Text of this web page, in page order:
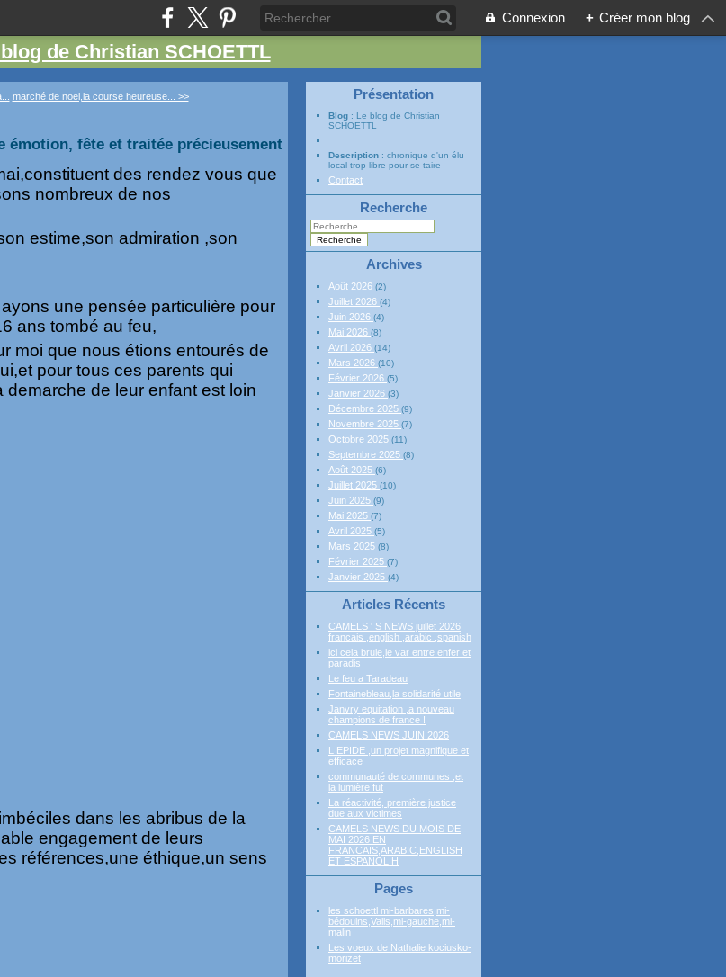
Connexion + Créer mon blog
de Christian SCHOETTL
marché de noel,la course heureuse... >>
émotion, fête et traitée précieusement
des rendez vous que
nombreux de nos
estime,son admiration ,son
une pensée particulière pour
ans tombé au feu,
moi que nous étions entourés de
pour tous ces parents qui
de leur enfant est loin
dans les abribus de la
engagement de leurs
références,une éthique,un sens
Présentation
Blog : Le blog de Christian
SCHOETTL
Description : chronique d'un élu
local trop libre pour se taire
Contact
Recherche
Archives
Août 2026 (2)
Juillet 2026 (4)
Juin 2026 (4)
Mai 2026 (8)
Avril 2026 (14)
Mars 2026 (10)
Février 2026 (5)
Janvier 2026 (3)
Décembre 2025 (9)
Novembre 2025 (7)
Octobre 2025 (11)
Septembre 2025 (8)
Août 2025 (6)
Juillet 2025 (10)
Juin 2025 (9)
Mai 2025 (7)
Avril 2025 (5)
Mars 2025 (8)
Février 2025 (7)
Janvier 2025 (4)
Articles Récents
CAMELS ' S NEWS juillet 2026
francais ,english ,arabic ,spanish
ici cela brule,le var entre enfer et
paradis
Le feu a Taradeau
Fontainebleau,la solidarité utile
Janvry equitation ,a nouveau
champions de france !
CAMELS NEWS JUIN 2026
L EPIDE ,un projet magnifique et
efficace
communauté de communes ,et
la lumière fut
La réactivité, première justice
due aux victimes
CAMELS NEWS DU MOIS DE
MAI 2026 EN
FRANCAIS,ARABIC,ENGLISH
ET ESPANOL H
Pages
les schoettl mi-barbares,mi-
bédouins,Valls,mi-gauche,mi-
malin
Les voeux de Nathalie kociusko-
morizet